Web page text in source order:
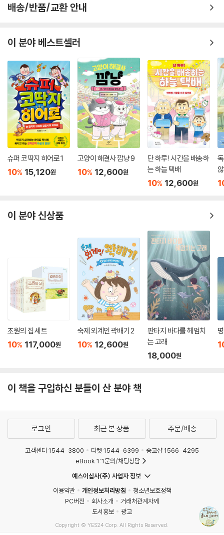
배송/반품/교환 안내
이 분야 베스트셀러
슈퍼 코딱지 히어로 1
10% 15,120원
고양이 해결사 깜냥 9
10% 12,600원
단 하루! 시간을 배송하
는 하늘 택배
10% 12,600원
이 분야 신상품
초원의 집 세트
10% 117,000원
숙제 외계인 곽배기 2
10% 12,600원
판타지 바다를 헤엄치
는 고래
18,000원
이 책을 구입하신 분들이 산 분야 책
로그인 최근 본 상품 주문/배송
고객센터 1544-3800 티켓 1544-6399
중고샵 1566-4295
eBook 1:1문의/채팅상담
예스이십사(주) 사업자 정보
이용약관
개인정보처리방침
청소년보호정책
PC버전
회사소개
거래처관계자께
도서홍보
광고
Copyright © YES24 Corp. All Rights Reserved.